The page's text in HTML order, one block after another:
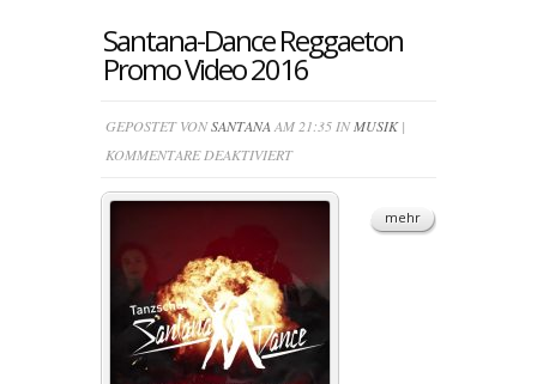
Santana-Dance Reggaeton
Promo Video 2016
GEPOSTET VONSANTANA AM 21:35 INMUSIK|
KOMMENTARE DEAKTIVIERTFÜR
VIDEO
2016
mehr